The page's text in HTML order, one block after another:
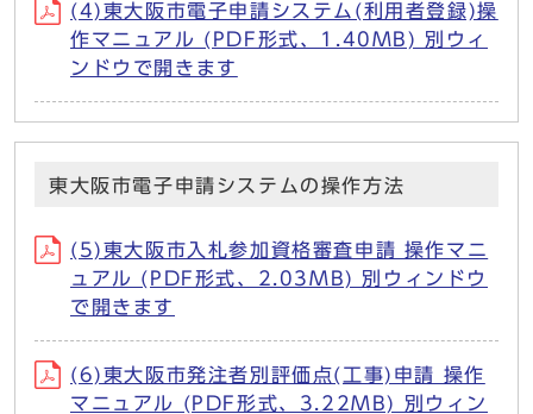
(4)東大阪市電子申請システム(利用者登録)操
作マニュアル (PDF形式、1.40MB) 別ウィ
ンドウで開きます
東大阪市電子申請システムの操作方法
(5)東大阪市入札参加資格審査申請 操作マニ
ュアル (PDF形式、2.03MB) 別ウィンドウ
で開きます
(6)東大阪市発注者別評価点(工事)申請 操作
マニュアル (PDF形式、3.22MB) 別ウィン